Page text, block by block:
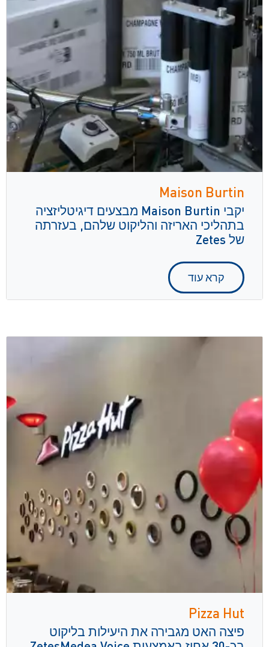
Maison Burtin
יקבי Maison Burtin מבצעים דיגיטליזציה
בתהליכי האריזה והליקוט שלהם, בעזרתה
של Zetes
קרא עוד
Pizza Hut
פיצה האט מגבירה את היעילות בליקוט